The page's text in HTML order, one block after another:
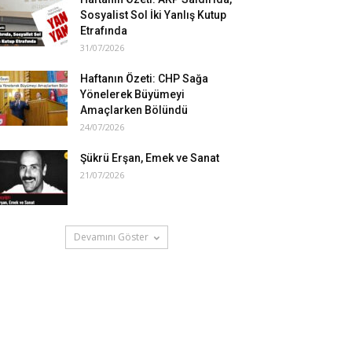
Sosyalist Sol İki Yanlış Kutup
Etrafında
31/07/2026
Haftanın Özeti: CHP Sağa
Yönelerek Büyümeyi
Amaçlarken Bölündü
24/07/2026
Şükrü Erşan, Emek ve Sanat
21/07/2026
Devamını Göster